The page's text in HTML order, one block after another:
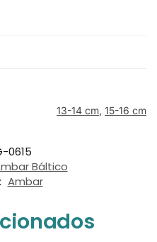
13-14 cm, 15-16 cm
0615
Báltico
Ambar